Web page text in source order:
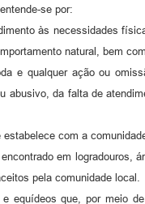
se por:
às necessidades
natural, bem
e qualquer ação ou
abusivo, da falta de
estabelece com a
em logradouros,
pela comunidade local.
equídeos que, por meio